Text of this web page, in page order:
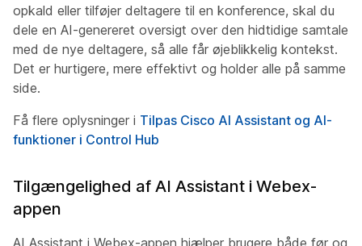
opkald eller tilføjer deltagere til en konference, skal du
dele en AI-genereret oversigt over den hidtidige samtale
med de nye deltagere, så alle får øjeblikkelig kontekst.
Det er hurtigere, mere effektivt og holder alle på samme
side.
Få flere oplysninger i Tilpas Cisco AI Assistant og AI-
funktioner i Control Hub
Tilgængelighed af AI Assistant i Webex-
appen
AI Assistant i Webex-appen hjælper brugere både før og